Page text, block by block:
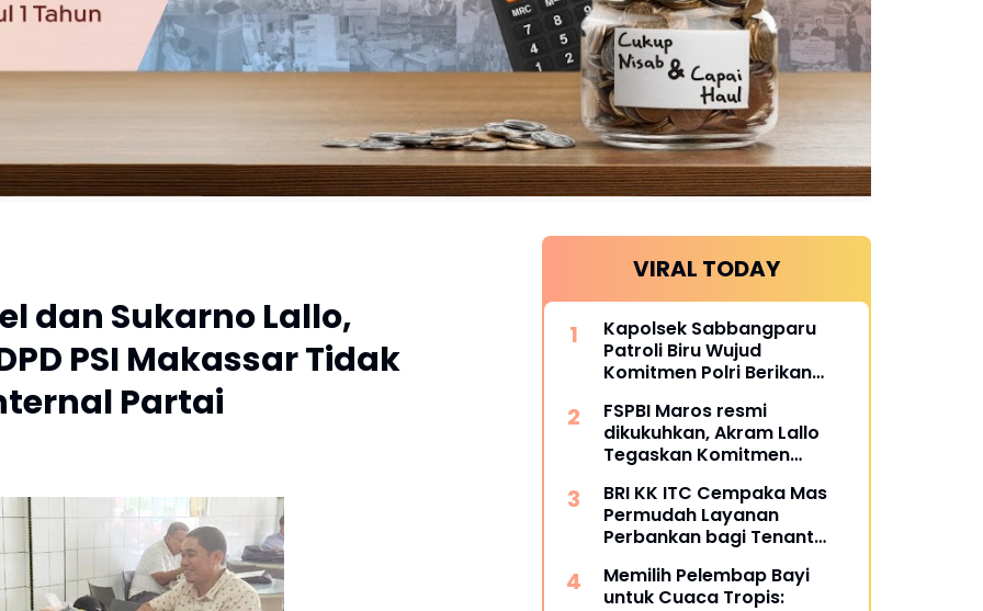
dan Sukarno Lallo,
PSI Makassar Tidak
Partai
VIRAL TODAY
Kapolsek Sabbangparu
Patroli Biru Wujud
Komitmen Polri Berikan
Masyarakat
FSPBI Maros resmi
dikukuhkan, Akram Lallo
Tegaskan Komitmen
Pekerja
BRI KK ITC Cempaka Mas
Permudah Layanan
Perbankan bagi Tenant
Memilih Pelembap Bayi
untuk Cuaca Tropis: